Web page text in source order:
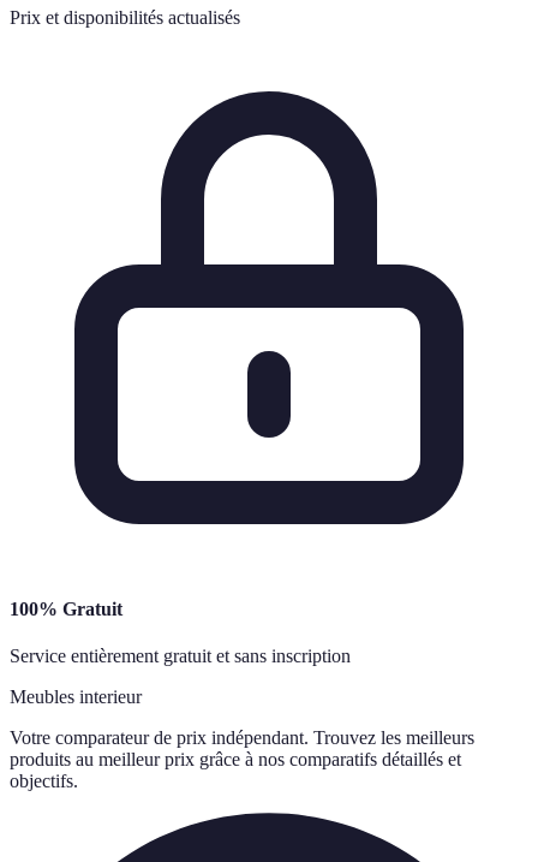
Prix et disponibilités actualisés
100% Gratuit
Service entièrement gratuit et sans inscription
Meubles interieur
Votre comparateur de prix indépendant. Trouvez les meilleurs
produits au meilleur prix grâce à nos comparatifs détaillés et
objectifs.